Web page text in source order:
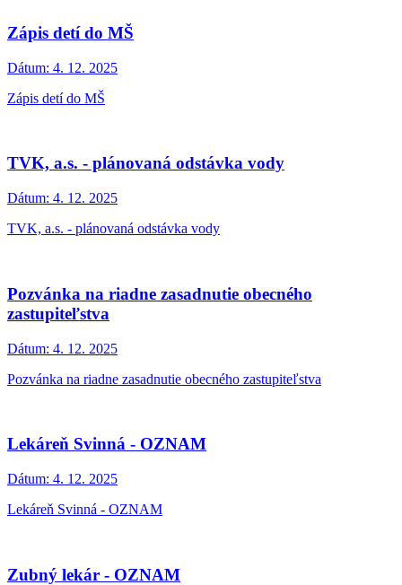
Zápis detí do MŠ
Dátum: 4. 12. 2025
Zápis detí do MŠ
TVK, a.s. - plánovaná odstávka vody
Dátum: 4. 12. 2025
TVK, a.s. - plánovaná odstávka vody
Pozvánka na riadne zasadnutie obecného
zastupiteľstva
Dátum: 4. 12. 2025
Pozvánka na riadne zasadnutie obecného zastupiteľstva
Lekáreň Svinná - OZNAM
Dátum: 4. 12. 2025
Lekáreň Svinná - OZNAM
Zubný lekár - OZNAM